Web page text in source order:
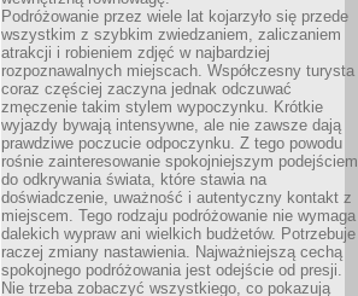
Podróżowanie przez wiele lat kojarzyło się przede
wszystkim z szybkim zwiedzaniem, zaliczaniem
atrakcji i robieniem zdjęć w najbardziej
rozpoznawalnych miejscach. Współczesny turysta
coraz częściej zaczyna jednak odczuwać
zmęczenie takim stylem wypoczynku. Krótkie
wyjazdy bywają intensywne, ale nie zawsze dają
prawdziwe poczucie odpoczynku. Z tego powodu
rośnie zainteresowanie spokojniejszym podejściem
do odkrywania świata, które stawia na
doświadczenie, uważność i autentyczny kontakt z
miejscem. Tego rodzaju podróżowanie nie wymaga
dalekich wypraw ani wielkich budżetów. Potrzebuje
raczej zmiany nastawienia. Najważniejszą cechą
spokojnego podróżowania jest odejście od presji.
Nie trzeba zobaczyć wszystkiego, co pokazują